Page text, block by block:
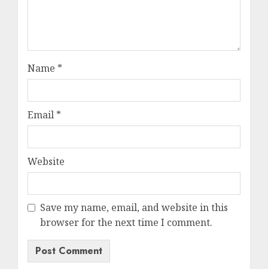
Name *
Email *
Website
Save my name, email, and website in this
browser for the next time I comment.